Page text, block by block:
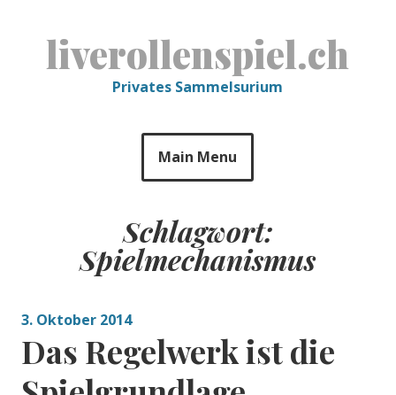
liverollenspiel.ch
Privates Sammelsurium
Main Menu
Schlagwort:
Spielmechanismus
3. Oktober 2014
Das Regelwerk ist die